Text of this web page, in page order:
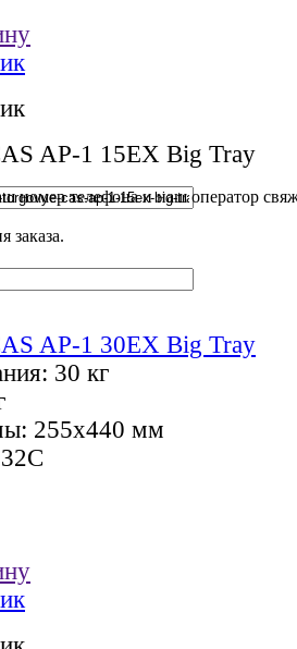
AP-1 15EX Big Tray
номер телефона и наш оператор
заказа.
AP-1 30EX Big Tray
30 кг
255х440 мм